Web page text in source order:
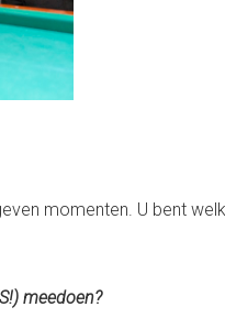
momenten. U bent
meedoen?